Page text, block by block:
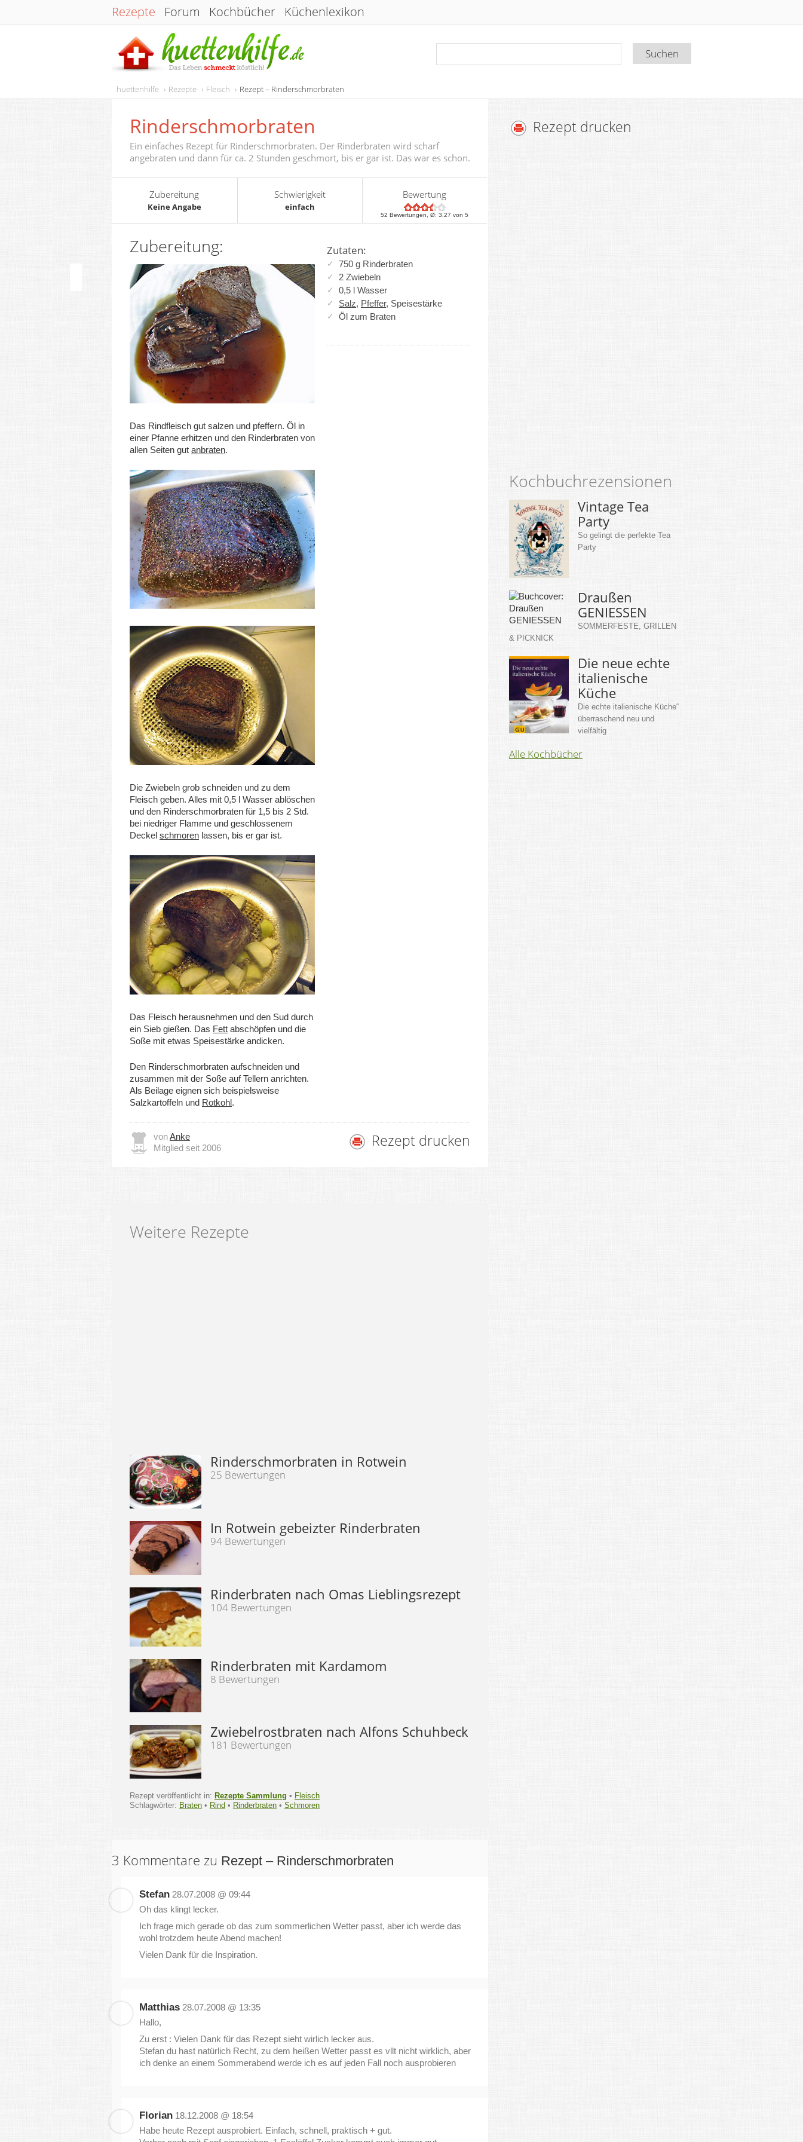
Rezepte Forum Kochbücher Küchenlexikon
huettenhilfe Rezepte Fleisch Rezept – Rinderschmorbraten
Rinderschmorbraten
Ein einfaches Rezept für Rinderschmorbraten. Der Rinderbraten wird scharf
angebraten und dann für ca. 2 Stunden geschmort, bis er gar ist. Das war es schon.
Zubereitung
Keine Angabe
Schwierigkeit
einfach
Bewertung
52 Bewertungen, Ø:3,27 von 5
Zutaten:
750 g Rinderbraten
2 Zwiebeln
0,5 l Wasser
Salz, Pfeffer, Speisestärke
Öl zum Braten
Zubereitung:
Das Rindfleisch gut salzen und pfeffern. Öl in
einer Pfanne erhitzen und den Rinderbraten von
allen Seiten gut anbraten.
Die Zwiebeln grob schneiden und zu dem
Fleisch geben. Alles mit 0,5 l Wasser ablöschen
und den Rinderschmorbraten für 1,5 bis 2 Std.
bei niedriger Flamme und geschlossenem
Deckel schmoren lassen, bis er gar ist.
Das Fleisch herausnehmen und den Sud durch
ein Sieb gießen. Das Fett abschöpfen und die
Soße mit etwas Speisestärke andicken.
Den Rinderschmorbraten aufschneiden und
zusammen mit der Soße auf Tellern anrichten.
Als Beilage eignen sich beispielsweise
Salzkartoffeln und Rotkohl.
vonAnke
Mitglied seit 2006
Rezept drucken
Rezept drucken
Kochbuchrezensionen
Vintage Tea
Party
So gelingt die perfekte Tea
Party
Draußen
GENIESSEN
SOMMERFESTE, GRILLEN
& PICKNICK
Die neue echte
italienische
Küche
Die echte italienische Küche“
überraschend neu und
vielfältig
Alle Kochbücher
Weitere Rezepte
Rinderschmorbraten in Rotwein
25 Bewertungen
In Rotwein gebeizter Rinderbraten
94 Bewertungen
Rinderbraten nach Omas Lieblingsrezept
104 Bewertungen
Rinderbraten mit Kardamom
8 Bewertungen
Zwiebelrostbraten nach Alfons Schuhbeck
181 Bewertungen
Rezept veröffentlicht in: Rezepte Sammlung • Fleisch
Schlagwörter: Braten • Rind • Rinderbraten • Schmoren
3 Kommentare zu Rezept – Rinderschmorbraten
Stefan 28.07.2008 @ 09:44
Oh das klingt lecker.
Ich frage mich gerade ob das zum sommerlichen Wetter passt, aber ich werde das
wohl trotzdem heute Abend machen!
Vielen Dank für die Inspiration.
Matthias 28.07.2008 @ 13:35
Hallo,
Zu erst : Vielen Dank für das Rezept sieht wirlich lecker aus.
Stefan du hast natürlich Recht, zu dem heißen Wetter passt es vllt nicht wirklich, aber
ich denke an einem Sommerabend werde ich es auf jeden Fall noch ausprobieren
Florian 18.12.2008 @ 18:54
Habe heute Rezept ausprobiert. Einfach, schnell, praktisch + gut.